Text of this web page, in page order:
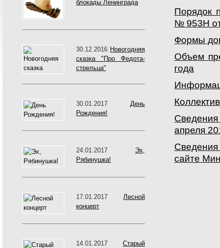
блокады Ленинграда
30.12.2016 Новогодняя
сказка "Про Федота-
стрельца"
30.01.2017 День
Рождения!
24.01.2017 Эх,
Рябинушка!
17.01.2017 Лесной
концерт
14.01.2017 Старый
Порядок
№ 953Н
Формы
Объем
года
апреля
сайте